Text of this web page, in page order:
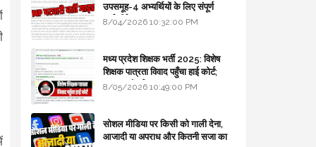
उपसमूह-4 अभ्यर्थियों के लिए संपूर्ण
मार्गदर्शिका
8/04/2026 10:32:00 PM
मध्य प्रदेश शिक्षक भर्ती 2025: विशेष
शिक्षक पात्रता विवाद पहुँचा हाई कोर्ट;
सरकार से माँगा जवाब
8/05/2026 10:49:00 PM
सोशल मीडिया पर किसी को गाली देना,
आजादी या अपराध और कितनी सजा का